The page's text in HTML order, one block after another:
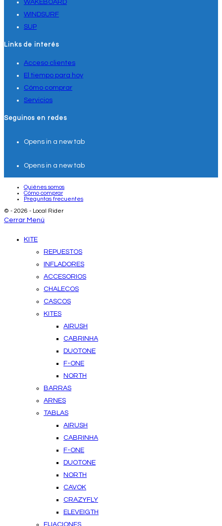
WAKEBOARD
WINDSURF
SUP
Links de interés
Acceso clientes
El tiempo para hoy
Cómo comprar
Servicios
Seguinos en redes
Opens in a new tab
Opens in a new tab
Quiénes somos
Cómo comprar
Preguntas frecuentes
© - 2026 - Local Rider
Cerrar Menú
KITE
REPUESTOS
INFLADORES
ACCESORIOS
CHALECOS
CASCOS
KITES
AIRUSH
CABRINHA
DUOTONE
F-ONE
NORTH
BARRAS
ARNES
TABLAS
AIRUSH
CABRINHA
F-ONE
DUOTONE
NORTH
CAVOK
CRAZYFLY
ELEVEIGTH
FIJACIONES